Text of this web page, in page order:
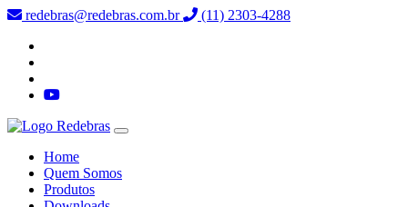
redebras@redebras.com.br (11) 2303-4288
Home
Quem Somos
Produtos